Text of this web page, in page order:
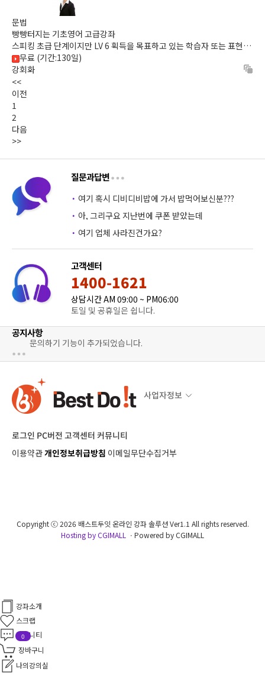
문법
빵빵터지는 기초영어 고급강좌
스피킹 초급 단계이지만 LV 6 획득을 목표하고 있는 학습자 또는 표현,
문장 구조, 말하기 연습까지 15일 내에 완성하고자 하는 학습...
무료 (기간:130일)
강회화
<<
이전
1
2
다음
>>
질문과답변
· 여기 혹시 디비디비밥에 가서 밥먹어보신분???
· 아, 그리구요 지난번에 쿠폰 받았는데
· 여기 업체 사라진건가요?
고객센터
1400-1621
상담시간 AM 09:00 ~ PM06:00
토일 및 공휴일은 쉽니다.
공지사항
문의하기 기능이 추가되었습니다.
사업자정보
로그인 PC버전 고객센터 커뮤니티
이용약관개인정보취급방침 이메일무단수집거부
Copyright ⓒ 2026 배스트두잇 온라인 강좌 솔루션 Ver1.1 All rights reserved.
Hosting by CGIMALL
ㆍPowered by CGIMALL
강좌소개
스크랩
커뮤니티
0
장바구니
나의강의실